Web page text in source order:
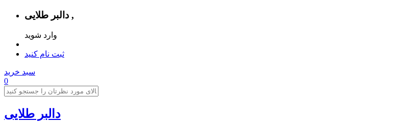
دالبر طلایی ,
وارد شوید
ثبت نام کنید
سبد خرید
0
دالبر طلایی